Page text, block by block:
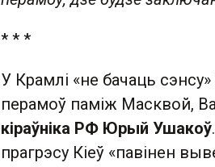
* * *
У Крамлі «не бачаць
перамоў паміж Масквой,
кіраўніка РФ Юрый Ушакоў
прагрэсу Кіеў «павінен